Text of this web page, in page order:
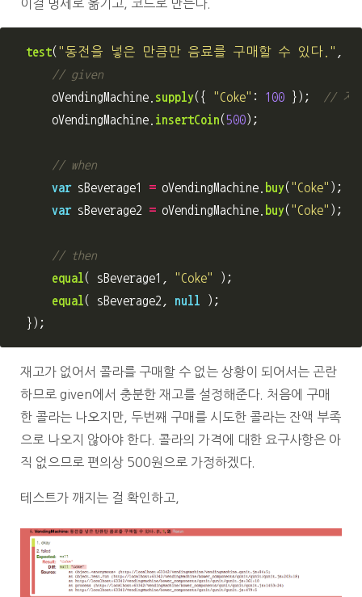
이걸 명세로 옮기고, 코드로 만든다.
test( "동전을 넣은 만큼만 음료를 구매할 수 있다. " ,
// given
oVendingMachine supply({ "Coke" : 100 });
// 재
oVendingMachine insertCoin(500);
// when
var sBeverage1 = oVendingMachine buy( "Coke" );
var sBeverage2 = oVendingMachine buy( "Coke" );
// then
equal( sBeverage1 , "Coke"
);
equal( sBeverage2 , null
);
});
재고가 없어서 콜라를 구매할 수 없는 상황이 되어서는 곤란
하므로 given에서 충분한 재고를 설정해준다. 처음에 구매
한 콜라는 나오지만, 두번째 구매를 시도한 콜라는 잔액 부족
으로 나오지 않아야 한다. 콜라의 가격에 대한 요구사항은 아
직 없으므로 편의상 500원으로 가정하겠다.
테스트가 깨지는 걸 확인하고,